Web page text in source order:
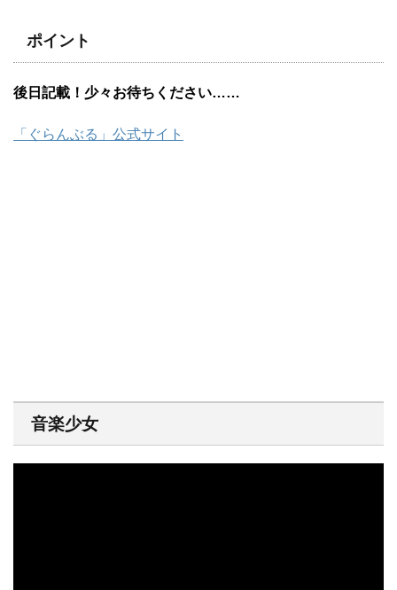
ポイント
後日記載！少々お待ちください……
「ぐらんぶる」公式サイト
音楽少女